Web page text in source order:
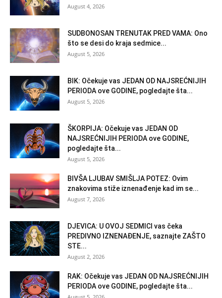
August 4, 2026
SUDBONOSAN TRENUTAK PRED VAMA: Ono
što se desi do kraja sedmice...
August 5, 2026
BIK: Očekuje vas JEDAN OD NAJSREĆNIJIH
PERIODA ove GODINE, pogledajte šta...
August 5, 2026
ŠKORPIJA: Očekuje vas JEDAN OD
NAJSREĆNIJIH PERIODA ove GODINE,
pogledajte šta...
August 5, 2026
BIVŠA LJUBAV SMIŠLJA POTEZ: Ovim
znakovima stiže iznenađenje kad im se...
August 7, 2026
DJEVICA: U OVOJ SEDMICI vas čeka
PREDIVNO IZNENAĐENJE, saznajte ZAŠTO
STE...
August 2, 2026
RAK: Očekuje vas JEDAN OD NAJSREĆNIJIH
PERIODA ove GODINE, pogledajte šta...